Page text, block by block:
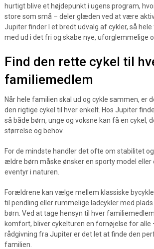
hurtigt blive et højdepunkt i ugens program,
store som små – deler glæden ved at være
Jupiter finder I et bredt udvalg af cykler, så
med ud i det fri og skabe nye, uforglemmelige
Find den rette cykel til
familiemedlem
Når hele familien skal ud og cykle sammen, er
den rigtige cykel til hver enkelt. Hos Jupiter
så både børn, unge og voksne kan få en cykel,
størrelse og behov.
For de mindste handler det ofte om stabilitet
ældre børn måske ønsker en sporty model eller
eventyr i naturen.
Forældrene kan vælge mellem klassiske
til pendling eller rummelige ladcykler med
børn. Ved at tage hensyn til hver
komfort, bliver cykelturen en fornøjelse for alle
rådgivning fra Jupiter er det let at finde den
familien.